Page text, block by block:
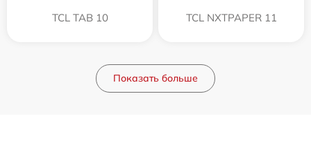
TCL TAB 10 TCL NXTPAPER 11
Показать больше